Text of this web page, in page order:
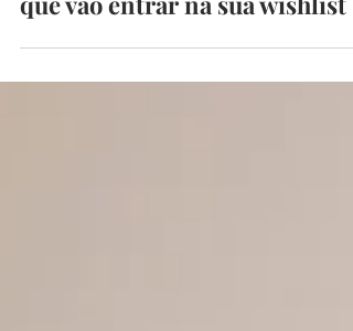
Dos relógios de James Bond às
malas de verão: As novidades
que vão entrar na sua wishlist